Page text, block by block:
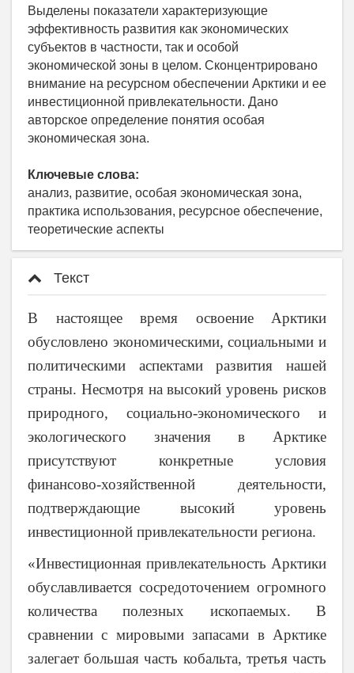
Выделены показатели характеризующие
эффективность развития как экономических
субъектов в частности, так и особой
экономической зоны в целом. Сконцентрировано
внимание на ресурсном обеспечении Арктики и ее
инвестиционной привлекательности. Дано
авторское определение понятия особая
экономическая зона.
Ключевые слова:
анализ, развитие, особая экономическая зона,
практика использования, ресурсное обеспечение,
теоретические аспекты
Текст
В настоящее время освоение Арктики
обусловлено экономическими, социальными и
политическими аспектами развития нашей
страны. Несмотря на высокий уровень рисков
природного, социально-экономического и
экологического значения в Арктике
присутствуют конкретные условия
финансово-хозяйственной деятельности,
подтверждающие высокий уровень
инвестиционной привлекательности региона.
«Инвестиционная привлекательность Арктики
обуславливается сосредоточением огромного
количества полезных ископаемых. В
сравнении с мировыми запасами в Арктике
залегает большая часть кобальта, третья часть